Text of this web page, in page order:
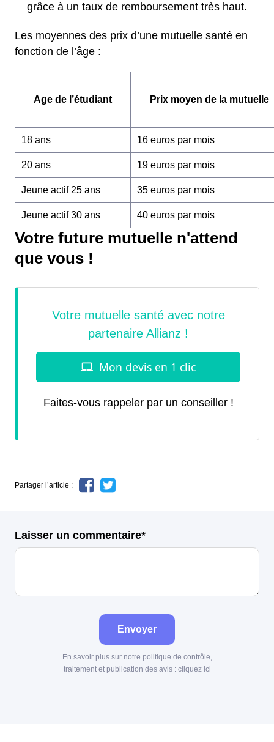
grâce à un taux de remboursement très haut.
Les moyennes des prix d’une mutuelle santé en
fonction de l’âge :
Age de l’étudiant Prix moyen de la mutuelle
18 ans 16 euros par mois
20 ans 19 euros par mois
Jeune actif 25 ans 35 euros par mois
Jeune actif 30 ans 40 euros par mois
Votre future mutuelle n'attend
que vous !
Faites-vous rappeler par un conseiller !
Partager l’article :
Laisser un commentaire*
Envoyer
En savoir plus sur notre politique de contrôle,
traitement et publication des avis : cliquez ici